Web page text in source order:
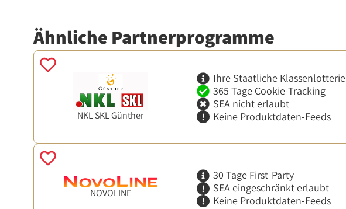
Ähnliche Partnerprogramme
NKL SKL Günther
Ihre Staatliche Klassenlotterie
365 Tage Cookie-Tracking
SEA nicht erlaubt
Keine Produktdaten-Feeds
NOVOLINE
30 Tage First-Party
SEA eingeschränkt erlaubt
Keine Produktdaten-Feeds